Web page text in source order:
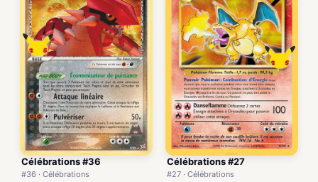
Célébrations #36
#36 · Célébrations
Célébrations #27
#27 · Célébrations